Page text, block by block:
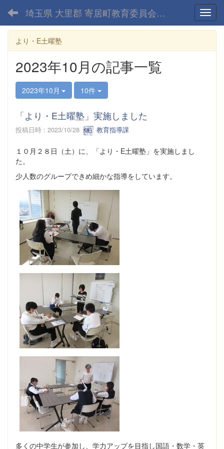
埼玉県 大里郡 寄居町教育委員会-home
より・E土曜塾
2023年10月の記事一覧
2023年10月 10件
「より・E土曜塾」実施しました
投稿日時 : 2023/10/28 教育指導課
１０月２８日（土）に、「より・E土曜塾」を実施しまし
た。
少人数のグループできめ細かな指導をしています。
多くの中学生が参加し、学力アップを目指し国語・数学・英